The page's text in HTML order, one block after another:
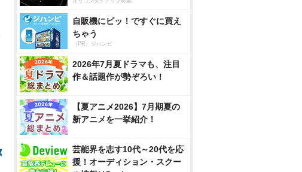
自販機にピッ！ですぐに買え
ちゃう
（PR）ジハンピ
2026年7月夏ドラマも、注目
作＆話題作が勢ぞろい！
【夏アニメ2026】7月期夏の
新アニメを一挙紹介！
芸能界を志す10代～20代を応
援！オーディション・スクー